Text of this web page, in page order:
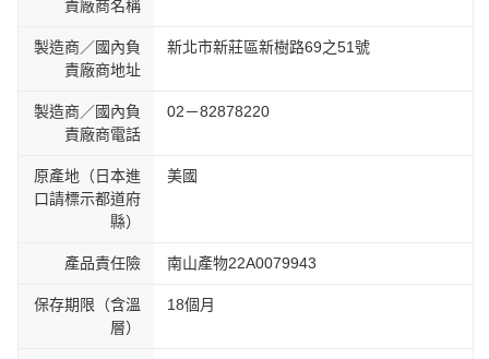
責廠商名稱
製造商／國內負
責廠商地址
新北市新莊區新樹路69之51號
製造商／國內負
責廠商電話
02－82878220
原產地（日本進
口請標示都道府
縣）
美國
產品責任險 南山產物22A0079943
保存期限（含溫
層）
18個月